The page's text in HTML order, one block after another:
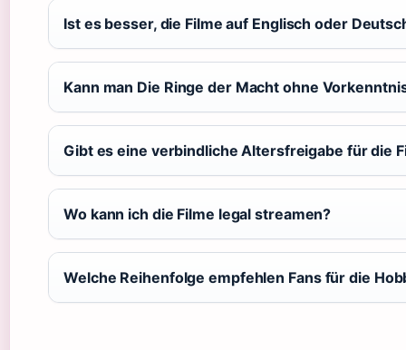
Ist es besser, die Filme auf Englisch oder
Kann man Die Ringe der Macht ohne
Gibt es eine verbindliche Altersfreigabe für die
Wo kann ich die Filme legal streamen?
Welche Reihenfolge empfehlen Fans für die